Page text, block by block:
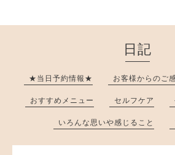
日記
★当日予約情報★ お客様からのご
おすすめメニュー セルフケア
いろんな思いや感じること